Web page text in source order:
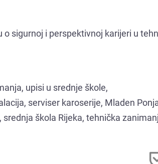
sigurnoj i perspektivnoj karijeri u
upisi u srednje škole,
serviser karoserije, Mladen
škola Rijeka, tehnička